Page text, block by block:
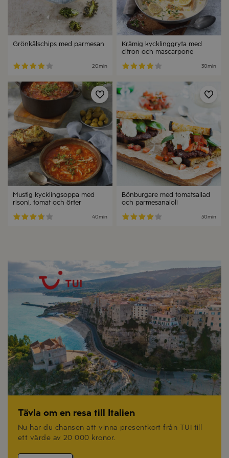
Grönkålschips med parmesan
20min
Krämig kycklinggryta med
citron och mascarpone
30min
Spara
Mustig kycklingsoppa med
risoni, tomat och örter
40min
Bönburgare med tomatsallad
och parmesanaioli
50min
Tävla om en resa till Italien
Nu har du chansen att vinna presentkort från TUI till
ett värde av 20 000 kronor.